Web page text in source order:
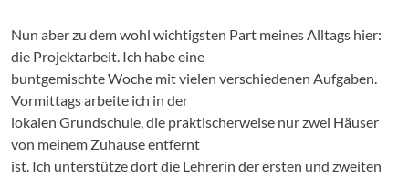
Nun aber zu dem wohl wichtigsten Part meines Alltags hier:
die Projektarbeit. Ich habe eine
buntgemischte Woche mit vielen verschiedenen Aufgaben.
Vormittags arbeite ich in der
lokalen Grundschule, die praktischerweise nur zwei Häuser
von meinem Zuhause entfernt
ist. Ich unterstütze dort die Lehrerin der ersten und zweiten